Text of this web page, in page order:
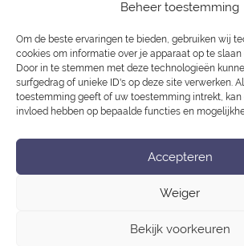
Beheer toestemming
Om de beste ervaringen te bieden, gebruiken wij
cookies om informatie over je apparaat op te
Door in te stemmen met deze technologieën
surfgedrag of unieke ID's op deze site verwerken.
toestemming geeft of uw toestemming intrekt,
invloed hebben op bepaalde functies en
Accepteren
Weiger
Bekijk voorkeuren
Vervenstraat |
Amsterdam
To be continued…
Privacy Statement